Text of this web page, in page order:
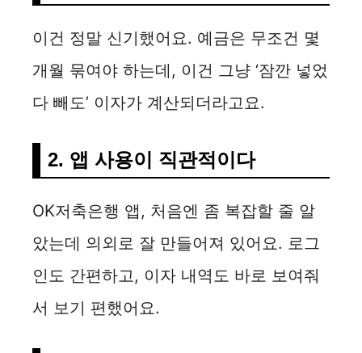
이건 정말 신기했어요. 예금은 무조건 몇
개월 묶여야 하는데, 이건 그냥 ‘잠깐 넣었
다 빼도’ 이자가 계산되더라고요.
2. 앱 사용이 직관적이다
OK저축은행 앱, 처음엔 좀 복잡할 줄 알
았는데 의외로 잘 만들어져 있어요. 로그
인도 간편하고, 이자 내역도 바로 보여줘
서 보기 편했어요.